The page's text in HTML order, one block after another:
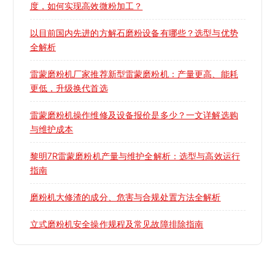
度，如何实现高效微粉加工？
以目前国内先进的方解石磨粉设备有哪些？选型与优势
全解析
雷蒙磨粉机厂家推荐新型雷蒙磨粉机：产量更高、能耗
更低，升级换代首选
雷蒙磨粉机操作维修及设备报价是多少？一文详解选购
与维护成本
黎明7R雷蒙磨粉机产量与维护全解析：选型与高效运行
指南
磨粉机大修渣的成分、危害与合规处置方法全解析
立式磨粉机安全操作规程及常见故障排除指南